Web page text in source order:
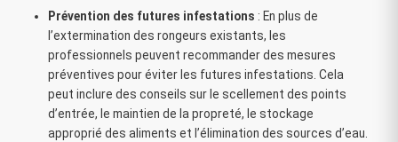
Prévention des futures infestations : En plus de
l’extermination des rongeurs existants, les
professionnels peuvent recommander des mesures
préventives pour éviter les futures infestations. Cela
peut inclure des conseils sur le scellement des points
d’entrée, le maintien de la propreté, le stockage
approprié des aliments et l’élimination des sources d’eau.